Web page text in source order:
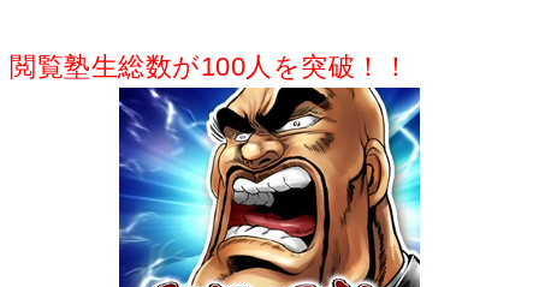
閲覧塾生総数が100人を突破！！